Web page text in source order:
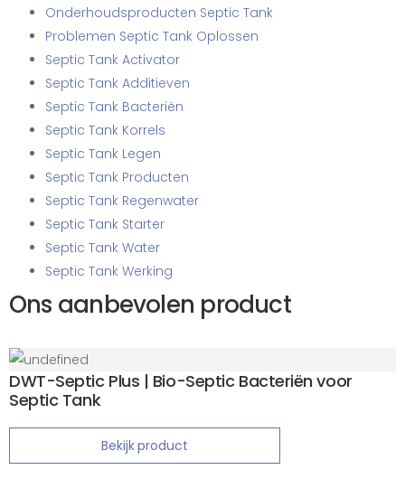
Onderhoudsproducten Septic Tank
Problemen Septic Tank Oplossen
Septic Tank Activator
Septic Tank Additieven
Septic Tank Bacteriën
Septic Tank Korrels
Septic Tank Legen
Septic Tank Producten
Septic Tank Regenwater
Septic Tank Starter
Septic Tank Water
Septic Tank Werking
Ons aanbevolen product
DWT-Septic Plus | Bio-Septic Bacteriën voor
Septic Tank
Bekijk product